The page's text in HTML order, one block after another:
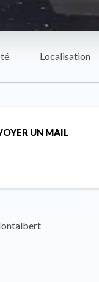
Localisation
UN MAIL